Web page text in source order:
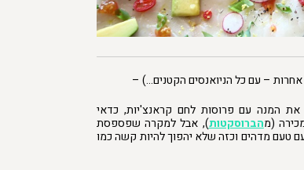
אחרות – עם כל הניואנסים הקטנים…) –
המנה עם פרוסות לחם קראנצ'יות, כדאי
(מהברוסקטות), אבל למקרה שפספסת
טעם מדהים וכזה שלא יהפוך להיות קשה כמו